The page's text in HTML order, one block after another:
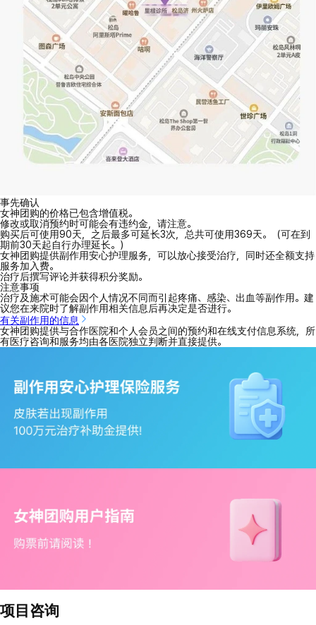
事先确认
女神团购的价格已包含增值税。
修改或取消预约时可能会有违约金，请注意。
购买后可使用90天，之后最多可延长3次，总共可使用369天。（可在到
期前30天起自行办理延长。）
女神团购提供副作用安心护理服务，可以放心接受治疗，同时还全额支持
服务加入费。
治疗后撰写评论并获得积分奖励。
注意事项
治疗及施术可能会因个人情况不同而引起疼痛、感染、出血等副作用。建
议您在来院时了解副作用相关信息后再决定是否进行。
有关副作用的信息
女神团购提供与合作医院和个人会员之间的预约和在线支付信息系统，所
有医疗咨询和服务均由各医院独立判断并直接提供。
项目咨询